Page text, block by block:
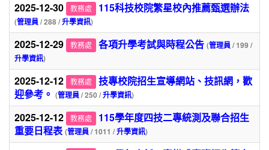
2025-12-30 教務處 115科技校院繁星校內推薦甄選辦法
(管理員/ 288 /升學資訊)
2025-12-29 教務處 各項升學考試與時程公告 (管理員/ 199 /
升學資訊)
2025-12-12 教務處
技專校院招生宣導網站、技訊網，歡
迎參考。 (管理員/ 250 /升學資訊)
2025-12-12 教務處
115學年度四技二專統測及聯合招生
重要日程表 (管理員/ 1011 /升學資訊)